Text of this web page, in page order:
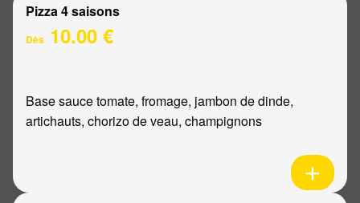
Pizza 4 saisons
Dès 10.00 €
Base sauce tomate, fromage, jambon de dinde,
artichauts, chorizo de veau, champignons